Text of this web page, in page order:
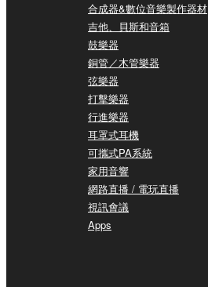
合成器&數位音樂製作器材
吉他、貝斯和音箱
鼓樂器
銅管／木管樂器
弦樂器
打擊樂器
行進樂器
耳罩式耳機
可攜式PA系統
家用音響
網路直播 / 電玩直播
視訊會議
Apps